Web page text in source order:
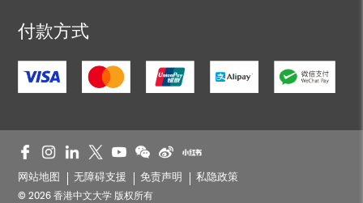
付款方式
网站地图 无障碍支援 免责声明 私隐政策
© 2026 香港中文大学 版权所有